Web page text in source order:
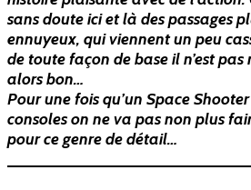
sans doute ici et là des passages
ennuyeux, qui viennent un peu
de toute façon de base il n’est
alors bon…
Pour une fois qu’un Space
consoles on ne va pas non plus
pour ce genre de détail…